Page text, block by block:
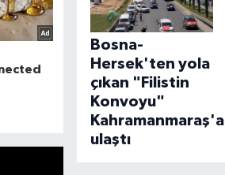
Bosna-
Hersek'ten yola
çıkan "Filistin
Konvoyu"
Kahramanmaraş'a
ulaştı